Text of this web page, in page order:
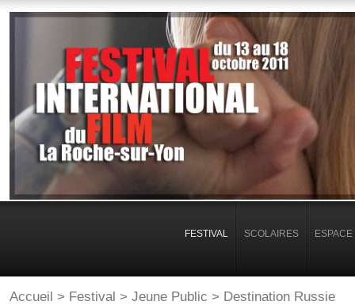
FESTIVAL SCOLAIRES
Accueil > Festival > Jeune Public > Destination Russie